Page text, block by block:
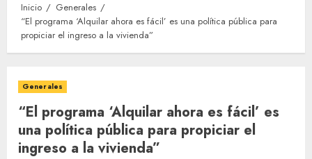
Inicio
Generales
“El programa ‘Alquilar ahora es fácil’ es una política pública para
propiciar el ingreso a la vivienda”
Generales
“El programa ‘Alquilar ahora es fácil’ es
una política pública para propiciar el
ingreso a la vivienda”